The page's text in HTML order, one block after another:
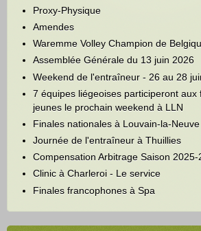
Proxy-Physique
Amendes
Waremme Volley Champion de
Assemblée Générale du 13 juin 2026
Weekend de l'entraîneur - 26 au 28
7 équipes liégeoises participeront aux
jeunes le prochain weekend à LLN
Finales nationales à Louvain-la-Neuve
Journée de l'entraîneur à Thuillies
Compensation Arbitrage Saison 2025-
Clinic à Charleroi - Le service
Finales francophones à Spa
AnnéeMois